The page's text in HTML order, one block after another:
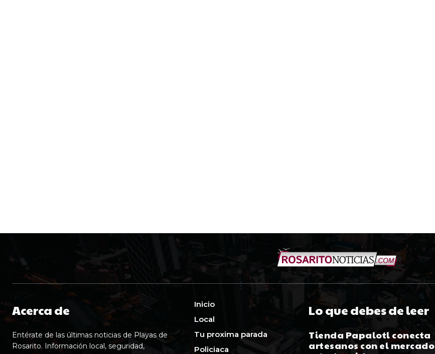
Acerca de
Entérate de las últimas noticias de Playas de
Rosarito. Información local, seguridad,
Inicio
Local
Tu proxima parada
Policiaca
Lo que debes de leer
Tienda Papalotl conecta
artesanos con el mercado